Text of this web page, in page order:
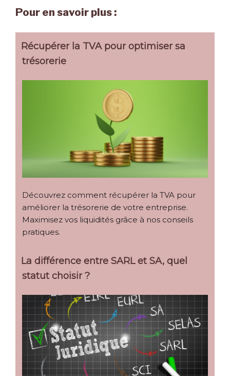
Pour en savoir plus :
Récupérer la TVA pour optimiser sa
trésorerie
Découvrez comment récupérer la TVA pour
améliorer la trésorerie de votre entreprise.
Maximisez vos liquidités grâce à nos conseils
pratiques.
La différence entre SARL et SA, quel
statut choisir ?